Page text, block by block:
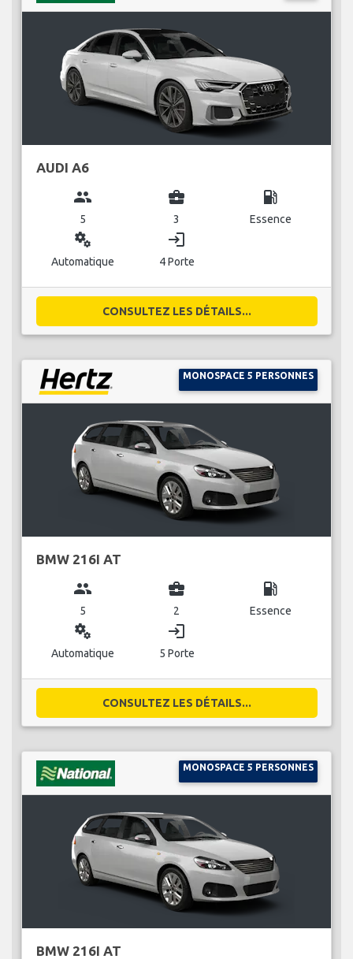
AUDI A6
group
5
business_center
3
local_gas_station
Essence
miscellaneous_services
Automatique
login
4 Porte
CONSULTEZ LES DÉTAILS...
MONOSPACE 5 PERSONNES
BMW 216I AT
group
5
business_center
2
local_gas_station
Essence
miscellaneous_services
Automatique
login
5 Porte
CONSULTEZ LES DÉTAILS...
MONOSPACE 5 PERSONNES
BMW 216I AT